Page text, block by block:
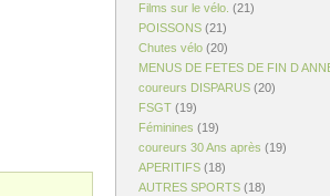
Films sur le vélo. (21)
POISSONS (21)
Chutes vélo (20)
MENUS DE FETES DE FIN D
coureurs DISPARUS (20)
FSGT (19)
Féminines (19)
coureurs 30 Ans après (19)
APERITIFS (18)
AUTRES SPORTS (18)